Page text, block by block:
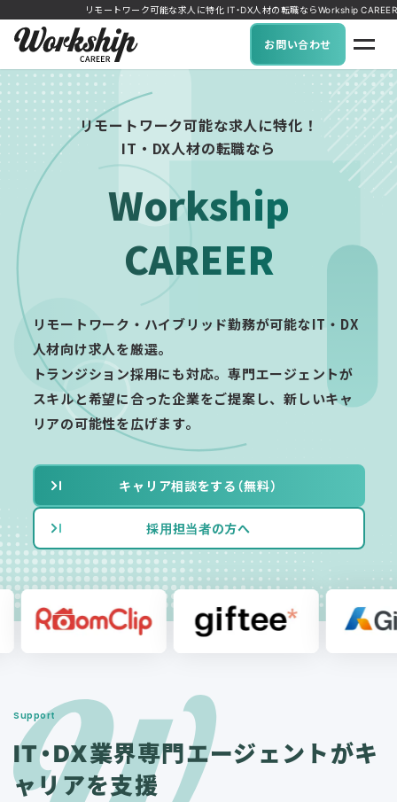
リモートワーク可能な求人に特化 IT・DX人材の転職ならWorkship CAREER
お問い合わせ
リモートワーク可能な求人に特化！
IT・DX人材の転職なら
Workship
CAREER
リモートワーク・ハイブリッド勤務が可能なIT・DX
人材向け求人を厳選。
トランジション採用にも対応。専門エージェントが
スキルと希望に合った企業をご提案し、新しいキャ
リアの可能性を広げます。
キャリア相談をする（無料）
採用担当者の方へ
Support
IT・DX業界専門エージェントがキ
ャリアを支援